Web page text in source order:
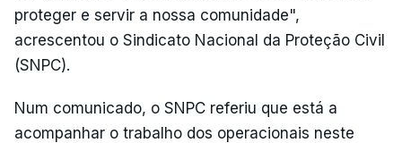
proteger e servir a nossa comunidade",
acrescentou o Sindicato Nacional da Proteção Civil
(SNPC).
Num comunicado, o SNPC referiu que está a
acompanhar o trabalho dos operacionais neste